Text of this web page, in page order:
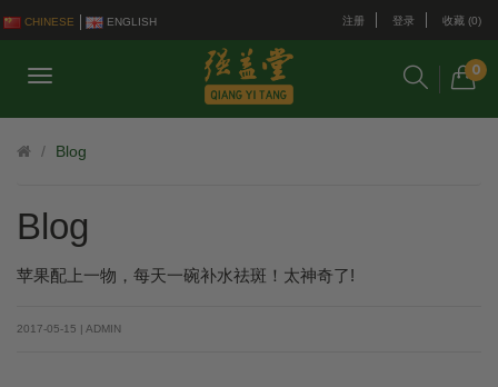
CHINESE ENGLISH 注册 登录 收藏 (0)
0
Blog
Blog
苹果配上一物，每天一碗补水​祛斑​！太神奇了!
2017-05-15 | ADMIN